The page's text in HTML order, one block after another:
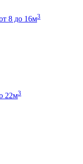
8 до 16м3
22м3